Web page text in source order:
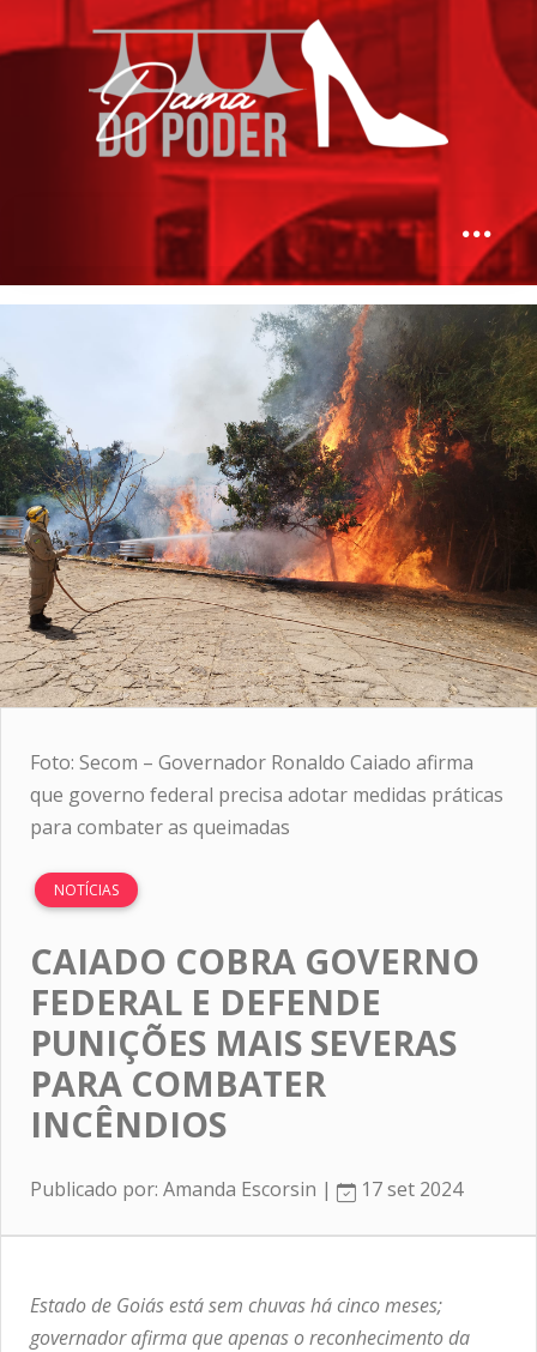
Foto: Secom – Governador Ronaldo Caiado afirma
que governo federal precisa adotar medidas práticas
para combater as queimadas
NOTÍCIAS
CAIADO COBRA GOVERNO
FEDERAL E DEFENDE
PUNIÇÕES MAIS SEVERAS
PARA COMBATER
INCÊNDIOS
Publicado por: Amanda Escorsin | 17 set 2024
Estado de Goiás está sem chuvas há cinco meses;
governador afirma que apenas o reconhecimento da